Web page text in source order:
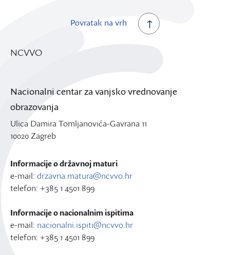
Povratak na vrh
NCVVO
Nacionalni centar za vanjsko vrednovanje
obrazovanja
Ulica Damira Tomljanovića-Gavrana 11
10020 Zagreb
Informacije o državnoj maturi
e-mail: drzavna.matura@ncvvo.hr
telefon: +385 1 4501 899
Informacije o nacionalnim ispitima
e-mail: nacionalni.ispiti@ncvvo.hr
telefon: +385 1 4501 899